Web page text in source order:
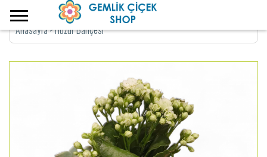
Anasayfa>Huzur Bahçesi